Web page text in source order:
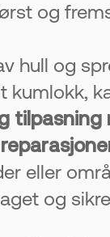
og
hull og
kumlokk,
eller
og